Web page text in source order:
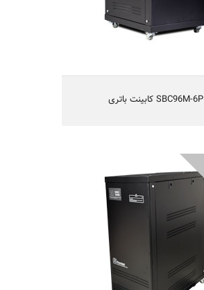
SBC96M-6P کابینت باتری
کابینت باتری 240 ولت
طراحی شده بصورت Small Footprint
دارای شارژر داخلی سازگار یو پی اس
دارای حفاظتهای کامل الکتریکی
دارای استحکام مناسب مکانیکی
دارای تهویه مناسب